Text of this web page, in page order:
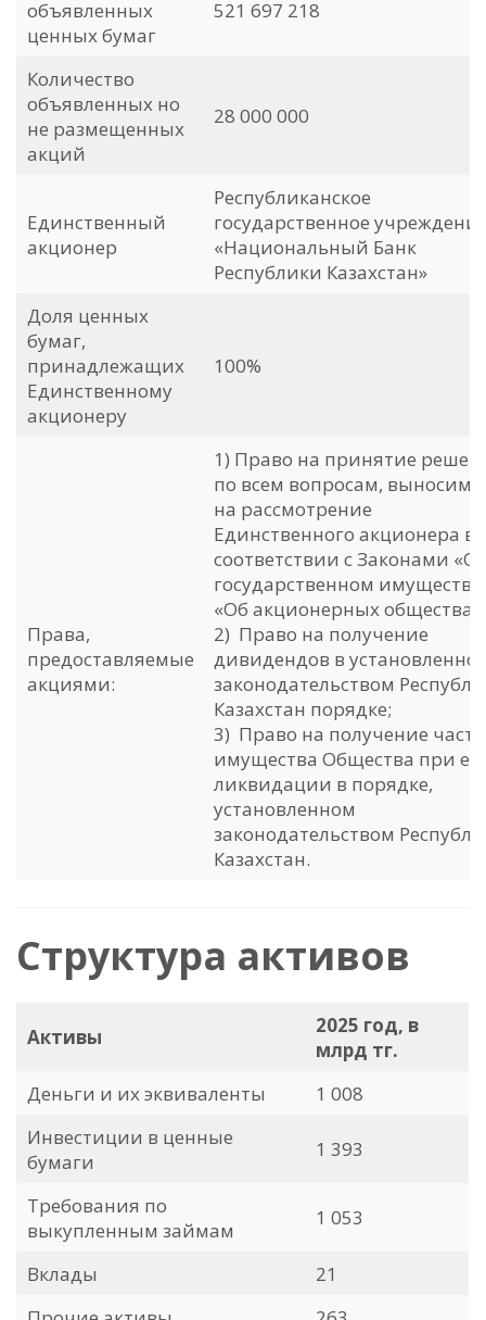
объявленных
ценных бумаг
521 697 218
Количество
объявленных но
не размещенных
акций
28 000 000
Единственный
акционер
Республиканское
государственное
«Национальный Банк
Республики Казахстан»
Доля ценных
бумаг,
принадлежащих
Единственному
акционеру
100%
Права,
предоставляемые
акциями:
1) Право на принятие
по всем вопросам,
на рассмотрение
Единственного акционера в
соответствии с Законами «О
государственном
«Об акционерных
2) Право на получение
дивидендов в
законодательством
Казахстан порядке;
3) Право на получение части
имущества Общества при
ликвидации в порядке,
установленном
законодательством
Казахстан.
Структура активов
Активы 2025 год, в
млрд тг.
Деньги и их эквиваленты
1 008
Инвестиции в ценные
бумаги
1 393
Требования по
выкупленным займам
1 053
Вклады
21